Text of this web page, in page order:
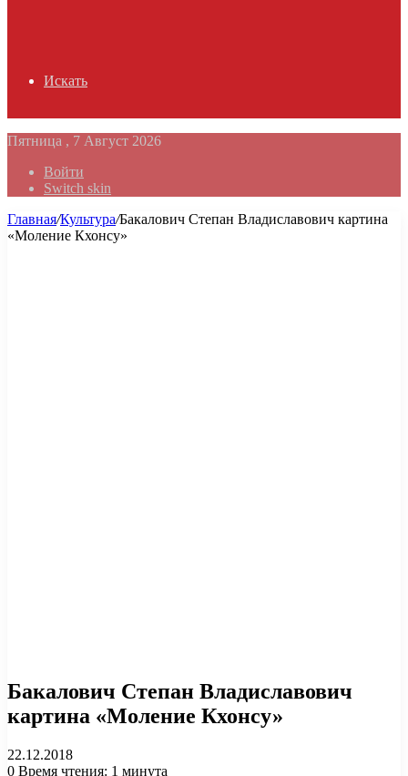
Искать
Пятница , 7 Август 2026
Войти
Switch skin
Главная/Культура/Бакалович Степан Владиславович картина
«Моление Кхонсу»
Бакалович Степан Владиславович
картина «Моление Кхонсу»
22.12.2018
0 Время чтения: 1 минута